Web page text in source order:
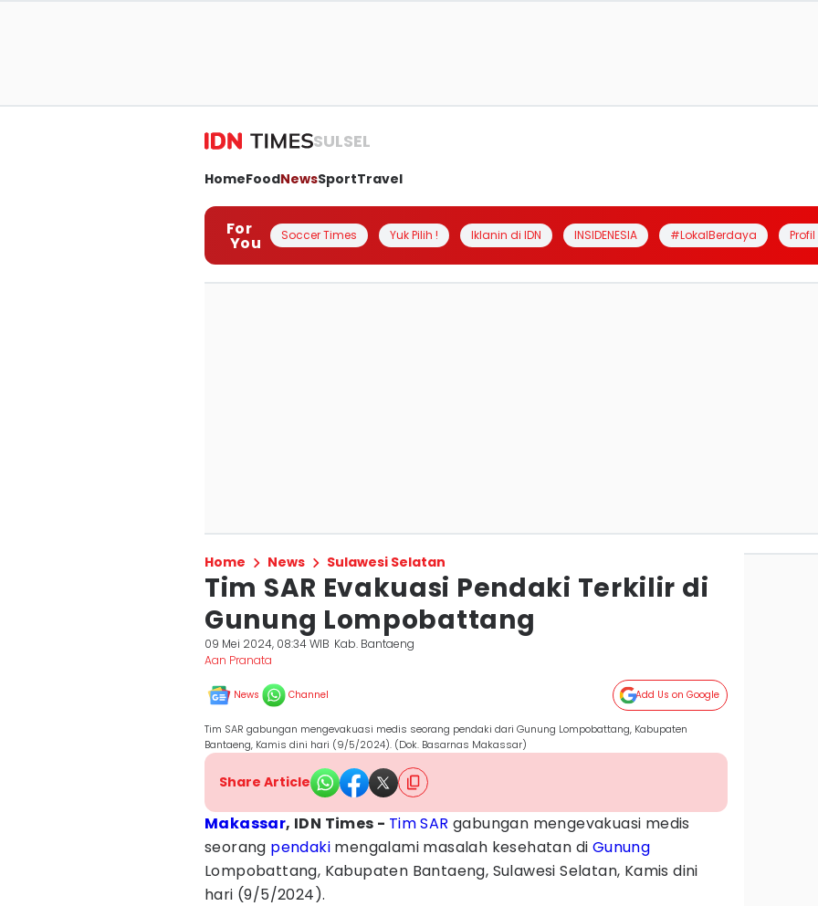
SULSEL
HomeFoodNewsSportTravel
For
You Soccer Times Yuk Pilih ! Iklanin di IDN INSIDENESIA #LokalBerdaya
Home News Sulawesi Selatan
Tim SAR Evakuasi Pendaki Terkilir di
Gunung Lompobattang
09 Mei 2024, 08:34 WIB Kab. Bantaeng
Aan Pranata
News Channel Add Us on Google
Tim SAR gabungan mengevakuasi medis seorang pendaki dari Gunung Lompobattang, Kabupaten
Bantaeng, Kamis dini hari (9/5/2024). (Dok. Basarnas Makassar)
Share Article
Makassar, IDN Times - Tim SAR gabungan mengevakuasi medis
seorang pendaki mengalami masalah kesehatan di Gunung
Lompobattang, Kabupaten Bantaeng, Sulawesi Selatan, Kamis dini
hari (9/5/2024).